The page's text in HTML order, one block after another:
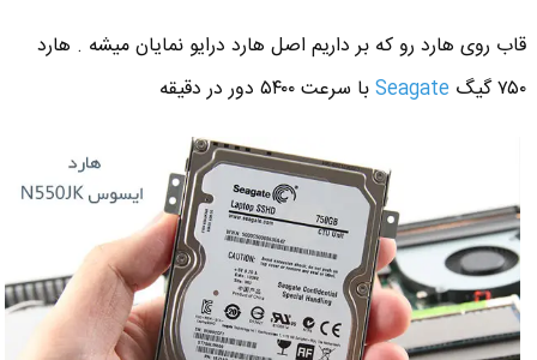
قاب روی هارد رو که بر داریم اصل هارد درایو نمایان میشه . هارد
۷۵۰ گیگ
Seagateبا سرعت ۵۴۰۰ دور در دقیقه